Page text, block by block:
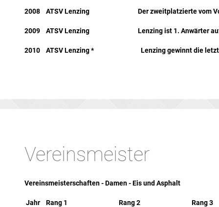
2008 ATSV Lenzing Der zweitplatzierte vom
2009 ATSV Lenzing Lenzing ist 1. Anwärter auf
2010 ATSV Lenzing * Lenzing gewinnt die letzte
Vereinsmeister
Vereinsmeisterschaften - Damen - Eis und Asphalt
Jahr Rang 1 Rang 2 Rang 3